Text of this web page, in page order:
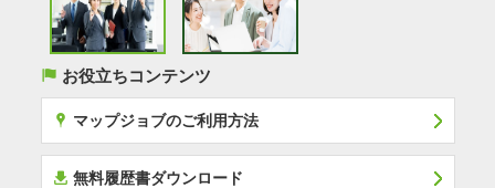
( お役立ちコンテンツ
x マップジョブのご利用方法
í 無料履歴書ダウンロード